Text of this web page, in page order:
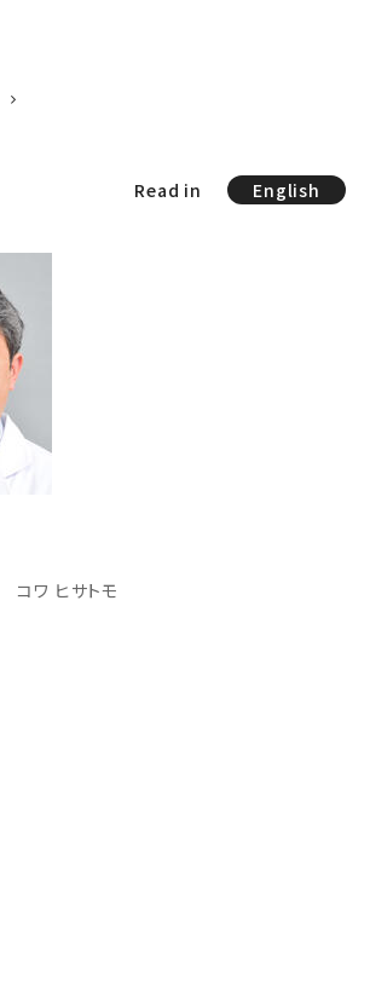
Read in English
コワ ヒサトモ